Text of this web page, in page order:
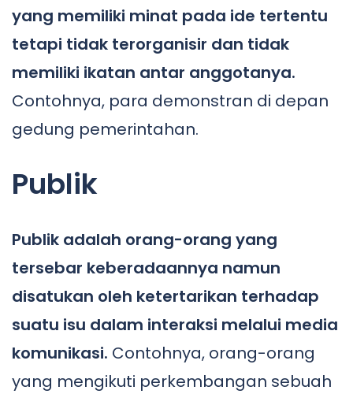
yang memiliki minat pada ide tertentu
tetapi tidak terorganisir dan tidak
memiliki ikatan antar anggotanya.
Contohnya, para demonstran di depan
gedung pemerintahan.
Publik
Publik adalah orang-orang yang
tersebar keberadaannya namun
disatukan oleh ketertarikan terhadap
suatu isu dalam interaksi melalui media
komunikasi. Contohnya, orang-orang
yang mengikuti perkembangan sebuah